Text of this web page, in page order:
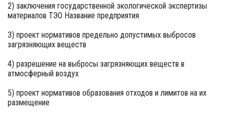
2) заключения государственной экологической экспертизы
материалов ТЭО Название предприятия
3) проект нормативов предельно допустимых выбросов
загрязняющих веществ
4) разрешение на выбросы загрязняющих веществ в
атмосферный воздух
5) проект нормативов образования отходов и лимитов на их
размещение